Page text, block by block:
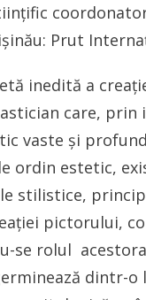
coordonator
Prut
inedită a
care, prin
vaste și
ordin estetic,
stilistice,
pictorului,
se rolul
dintr-o